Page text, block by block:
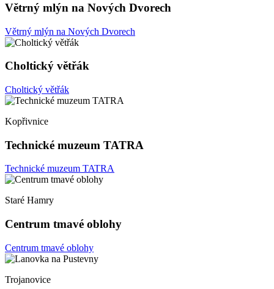
Větrný mlýn na Nových Dvorech
Větrný mlýn na Nových Dvorech
Choltický větřák
Choltický větřák
Kopřivnice
Technické muzeum TATRA
Technické muzeum TATRA
Staré Hamry
Centrum tmavé oblohy
Centrum tmavé oblohy
Trojanovice